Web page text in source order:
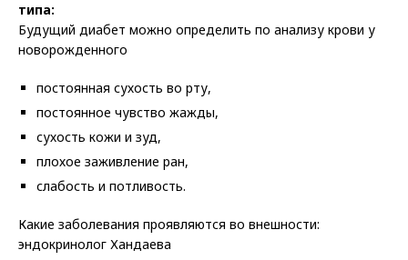
типа:
Будущий диабет можно определить по анализу крови у
новорожденного
постоянная сухость во рту,
постоянное чувство жажды,
сухость кожи и зуд,
плохое заживление ран,
слабость и потливость.
Какие заболевания проявляются во внешности:
эндокринолог Хандаева